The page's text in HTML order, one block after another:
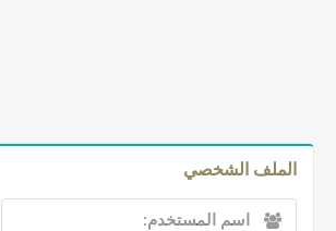
الملف الشخصي